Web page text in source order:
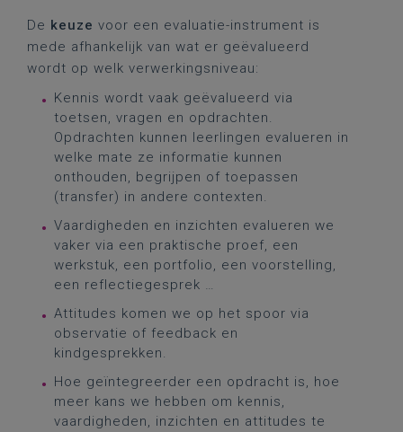
De keuze voor een evaluatie-instrument is
mede afhankelijk van wat er geëvalueerd
wordt op welk verwerkingsniveau:
Kennis wordt vaak geëvalueerd via
toetsen, vragen en opdrachten.
Opdrachten kunnen leerlingen evalueren in
welke mate ze informatie kunnen
onthouden, begrijpen of toepassen
(transfer) in andere contexten.
Vaardigheden en inzichten evalueren we
vaker via een praktische proef, een
werkstuk, een portfolio, een voorstelling,
een reflectiegesprek …
Attitudes komen we op het spoor via
observatie of feedback en
kindgesprekken.
Hoe geïntegreerder een opdracht is, hoe
meer kans we hebben om kennis,
vaardigheden, inzichten en attitudes te